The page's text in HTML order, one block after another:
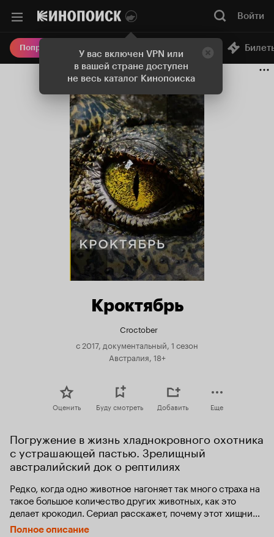
У вас включен VPN или
в вашей стране доступен
не весь каталог Кинопоиска
Войти
Попробовать Плюс Онлайн-кинотеатр
Кроктябрь
Croctober
с 2017, документальный, 1 сезон
Австралия, 18+
Оценить Буду смотреть Добавить Еще
Погружение в жизнь хладнокровного охотника
с устрашающей пастью. Зрелищный
австралийский док о рептилиях
Редко, когда одно животное нагоняет так много страха на
такое большое количество других животных, как это
делает крокодил. Сериал расскажет, почему этот хищник
является одним из самых бесшумных в мире убийц.
Полное описание